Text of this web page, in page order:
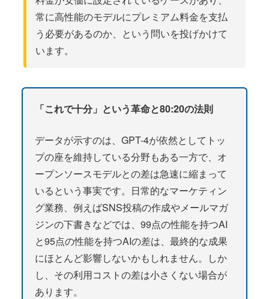
常に高性能のモデルにプレミアム料金を支払
う必要があるのか、という問いを投げかけて
います。
「これで十分」という革命と80:20の法則
データが示すのは、GPT-4が依然としてトッ
プの座を維持している分野もある一方で、オ
ープンソースモデルとの差は急速に縮まって
いるという事実です。日常的なマーケティン
グ業務、例えばSNS投稿の作成やメールマガ
ジンの下書きなどでは、99点の性能を持つAI
と95点の性能を持つAIの差は、最終的な成果
にほとんど影響しないかもしれません。しか
し、その利用コストの差は小さくない場合が
あります。